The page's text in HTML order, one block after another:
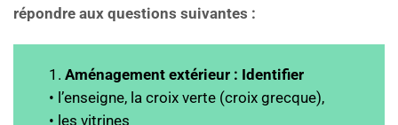
répondre aux questions suivantes :
1.Aménagement extérieur : Identifier
• l’enseigne, la croix verte (croix grecque),
• les vitrines